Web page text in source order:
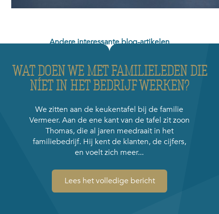
Andere interessante blog-artikelen
WAT DOEN WE MET FAMILIELEDEN DIE
NÍET IN HET BEDRIJF WERKEN?
We zitten aan de keukentafel bij de familie
Vermeer. Aan de ene kant van de tafel zit zoon
Thomas, die al jaren meedraait in het
familiebedrijf. Hij kent de klanten, de cijfers,
en voelt zich meer...
Lees het volledige bericht